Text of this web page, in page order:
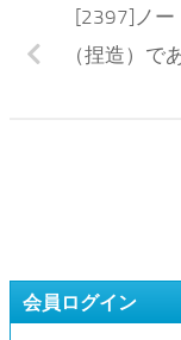
[2397]ノー
（捏造）で
会員ログイン